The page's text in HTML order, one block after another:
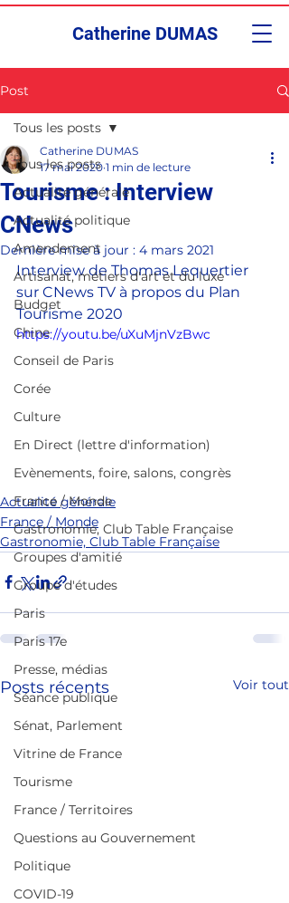
Catherine DUMAS
Post
Tous les posts
Actualité générale
Actualité politique
Amendement
Artisanat, métiers d'art et du luxe
Budget
Chine
Conseil de Paris
Corée
Culture
En Direct (lettre d'information)
Evènements, foire, salons, congrès
France / Monde
Gastronomie, Club Table Française
Groupes d'amitié
Groupe d'études
Paris
Paris 17e
Presse, médias
Séance publique
Sénat, Parlement
Vitrine de France
Tourisme
France / Territoires
Questions au Gouvernement
Politique
COVID-19
Tous les posts
Tourisme : Interview
CNews
Catherine DUMAS
17 mai 2020 1 min de lecture
Dernière mise à jour : 4 mars 2021
Interview de Thomas Lequertier
sur CNews TV à propos du Plan
Tourisme 2020
https://youtu.be/uXuMjnVzBwc
Actualité générale
France / Monde
Gastronomie, Club Table Française
Posts récents Voir tout